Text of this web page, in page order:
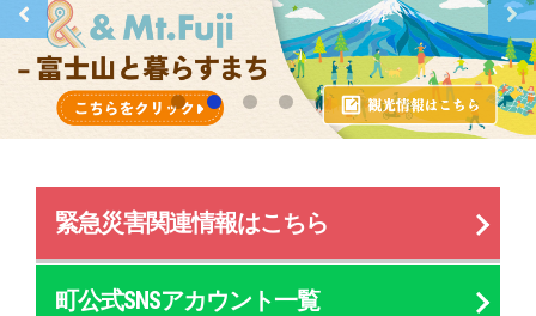
緊急災害関連情報はこちら
町公式SNSアカウント一覧